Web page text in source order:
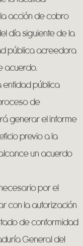
acción de cobro
día siguiente de la
pública acreedora
acuerdo.
entidad pública
de
generar el informe
previo a la
un acuerdo
por el
con la autorización
de conformidad
General del